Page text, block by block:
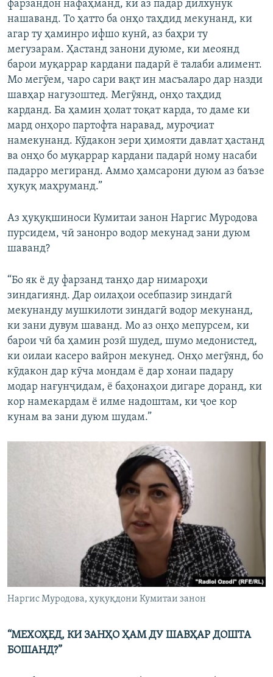
фарзандон нафаҳманд, ки аз падар дилхунук
нашаванд. То ҳатто ба онҳо таҳдид мекунанд, ки
агар ту ҳаминро ифшо кунӣ, аз баҳри ту
мегузарам. Ҳастанд занони дуюме, ки меоянд
барои муқаррар кардани падарӣ ё талаби алимент.
Мо мегӯем, чаро сари вақт ин масъаларо дар назди
шавҳар нагузоштед. Мегӯянд, онҳо таҳдид
карданд. Ба ҳамин ҳолат тоқат карда, то даме ки
мард онҳоро партофта наравад, муроҷиат
намекунанд. Кӯдакон зери ҳимояти давлат ҳастанд
ва онҳо бо муқаррар кардани падарӣ ному насаби
падарро мегиранд. Аммо ҳамсарони дуюм аз баъзе
ҳуқуқ маҳруманд.”
Аз ҳуқуқшиноси Кумитаи занон Наргис Муродова
пурсидем, чӣ занонро водор мекунад зани дуюм
шаванд?
“Бо як ё ду фарзанд танҳо дар нимароҳи
зиндагиянд. Дар оилаҳои осебпазир зиндагӣ
мекунанду мушкилоти зиндагӣ водор мекунанд,
ки зани дувум шаванд. Мо аз онҳо мепурсем, ки
барои чӣ ба ҳамин розӣ шудед, шумо медонистед,
ки оилаи касеро вайрон мекунед. Онҳо мегӯянд, бо
кӯдакон дар кӯча мондам ё дар хонаи падару
модар нағунҷидам, ё баҳонаҳои дигаре доранд, ки
кор намекардам ё илме надоштам, ки ҷое кор
кунам ва зани дуюм шудам.”
Наргис Муродова, ҳуқуқдони Кумитаи занон
“МЕХОҲЕД, КИ ЗАНҲО ҲАМ ДУ ШАВҲАР ДОШТА
БОШАНД?”